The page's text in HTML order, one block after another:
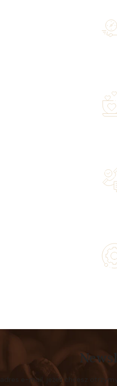
e-mail, jeżeli chcesz